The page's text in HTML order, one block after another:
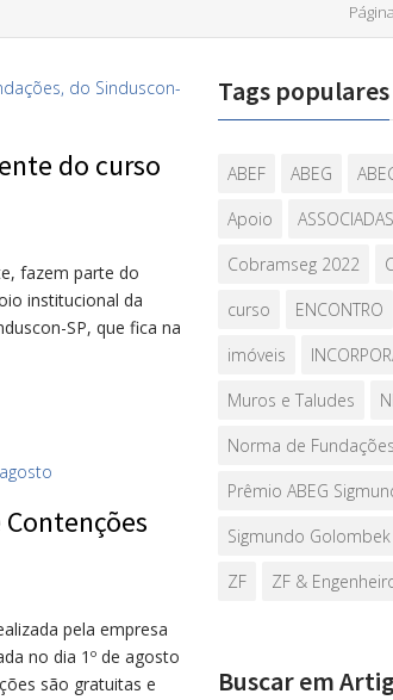
do curso
fazem parte do
institucional da
SP, que fica na
pela empresa
no dia 1º de agosto
são gratuitas e
Tags populares
ABEF ABEG
Apoio
Cobramseg 2022
curso
ENCONTRO
imóveis
Muros e Taludes
Norma de Fundações
Prêmio ABEG
Sigmundo Golombek
ZF
ZF &
Buscar em